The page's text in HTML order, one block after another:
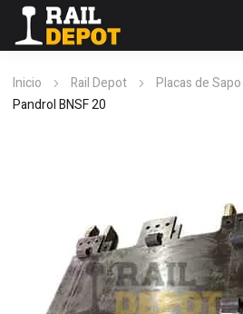
Inicio Rail Depot Placas de Sapo
Pandrol BNSF 20